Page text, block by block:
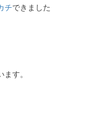
チできました
す。